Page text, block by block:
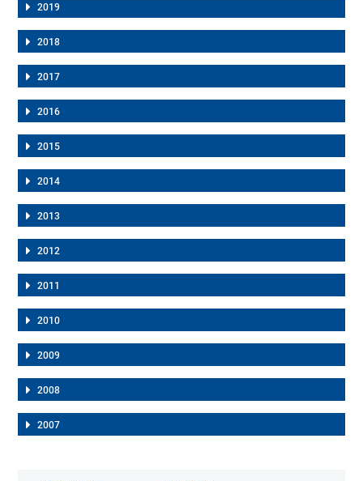
2019
2018
2017
2016
2015
2014
2013
2012
2011
2010
2009
2008
2007